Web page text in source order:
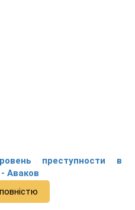
преступности в
Аваков